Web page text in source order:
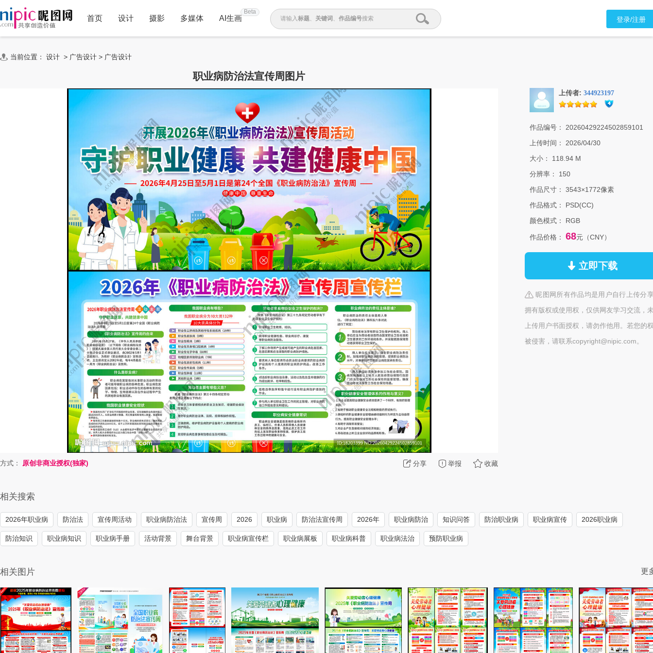
首页 设计 摄影 多媒体 AI生画
Beta
请输入标题、 关键词 、 作品编号搜索 登录/注册
当前位置： 设计 > 广告设计 > 广告设计
职业病防治法宣传周图片
分享 举报 收藏
方式： 原创非商业授权(独家)
上传者: 344923197
作品编号：
20260429224502859101
上传时间：
2026/04/30
大小：
118.94 M
分辨率：
150
作品尺寸：
3543×1772像素
作品格式：
PSD(CC)
颜色模式：
RGB
作品价格： 68元（CNY）
立即下载
昵图网所有作品均是用户自行上传分
拥有版权或使用权，仅供网友学习交流，
上传用户书面授权，请勿作他用。若您的
被侵害，请联系copyright@nipic.com。
相关搜索
2026年职业病 防治法 宣传周活动 职业病防治法 宣传周 2026 职业病 防治法宣传周 2026年 职业病防治 知识问答 防治职业病 职业病宣传 2026职业病
防治知识 职业病知识 职业病手册 活动背景 舞台背景 职业病宣传栏 职业病展板 职业病科普 职业病法治 预防职业病
相关图片 更